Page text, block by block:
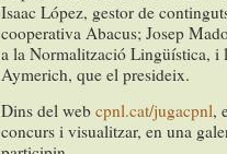
Isaac López, gestor de
cooperativa Abacus; Josep
a la Normalització Lingüística, i
Aymerich, que el presideix.
Dins del web cpnl.cat/jugacpnl,
concurs i visualitzar, en una